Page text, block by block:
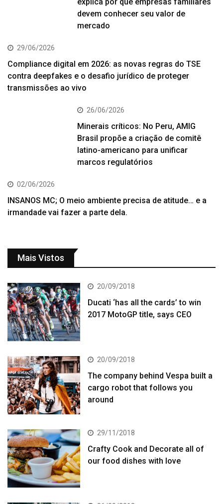
devem conhecer seu valor de
mercado
29/06/2026
Compliance digital em 2026: as novas regras do TSE
contra deepfakes e o desafio jurídico de proteger
transmissões ao vivo
26/06/2026
Minerais críticos: No Peru, AMIG
Brasil propõe a criação de comitê
latino-americano para unificar
marcos regulatórios
02/06/2026
INSANOS MC; O meio ambiente precisa de atitude… e a
irmandade vai fazer a parte dela.
Mais Vistos
20/09/2018
Ducati ‘has all the cards’ to win
2017 MotoGP title, says CEO
20/09/2018
The company behind Vespa built a
cargo robot that follows you
around
29/11/2018
Crafty Cook and Decorate all of
our food dishes with love